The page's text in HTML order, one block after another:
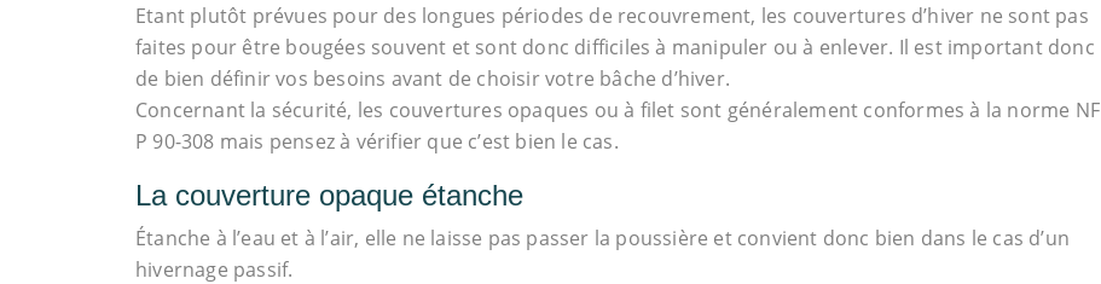
Etant plutôt prévues pour des longues périodes de recouvrement, les couvertures d’hiver ne sont pas
faites pour être bougées souvent et sont donc difficiles à manipuler ou à enlever. Il est important donc
de bien définir vos besoins avant de choisir votre bâche d’hiver.
Concernant la sécurité, les couvertures opaques ou à filet sont généralement conformes à la norme NF
P 90-308 mais pensez à vérifier que c’est bien le cas.
La couverture opaque étanche
Étanche à l’eau et à l’air, elle ne laisse pas passer la poussière et convient donc bien dans le cas d’un
hivernage passif.